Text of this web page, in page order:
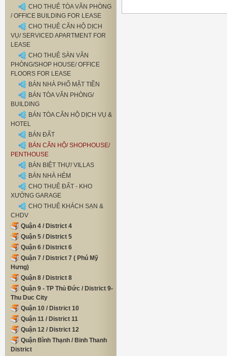
CHO THUÊ TÒA VĂN PHÒNG
/ OFFICE BUILDING FOR LEASE
CHO THUÊ CĂN HỘ DỊCH
VỤ/ SERVICED APARTMENT FOR
LEASE
CHO THUÊ SÀN VĂN
PHÒNG/SHOP HOUSE/ OFFICE
FLOORS FOR LEASE
BÁN NHÀ PHỐ MẶT TIỀN
BÁN TÒA VĂN PHÒNG/
BUILDING
BÁN TÒA CĂN HỘ DỊCH VỤ &
HOTEL
BÁN ĐẤT
BÁN CĂN HỘ/ SHOPHOUSE/
PENTHOUSE
BÁN BIỆT THỰ/ VILLAS
BÁN NHÀ HẺM
CHO THUÊ ĐẤT - KHO
XƯỞNG GARAGE
CHO THUÊ KHÁCH SẠN &
CHDV
Quận 4 / District 4
Quận 5 / District 5
Quận 6 / District 6
Quận 7 / District 7 ( Phú Mỹ
Hưng)
Quận 8 / District 8
Quận 9 - TP Thủ Đức / District 9-
Thu Duc City
Quận 10 / District 10
Quận 11 / District 11
Quận 12 / District 12
Quận Bình Thạnh / Binh Thanh
District